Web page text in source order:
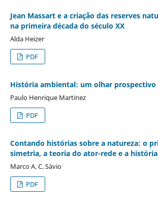
Jean Massart e a criação das reserves
na primeira década do século XX
Alda Heizer
PDF
História ambiental: um olhar prospectivo
Paulo Henrique Martinez
PDF
Contando histórias sobre a natureza: o
simetria, a teoria do ator-rede e a
Marco A. C. Sávio
PDF